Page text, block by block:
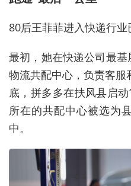
80后王菲菲进入快递行业
最初，她在快递公司最
物流共配中心，负责客
底，拼多多在扶风县启
所在的共配中心被选为
中。